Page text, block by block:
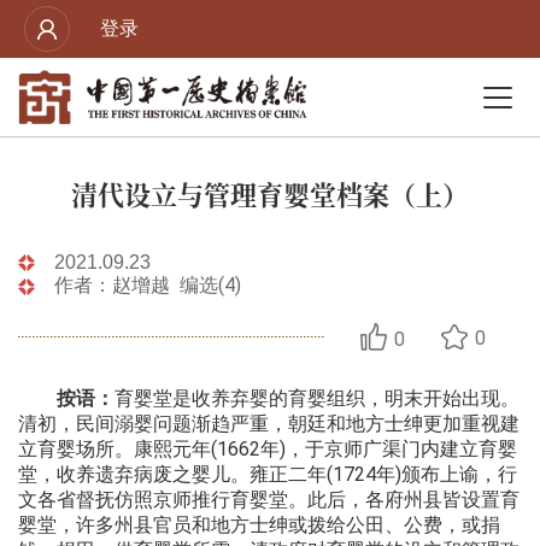
登录
清代设立与管理育婴堂档案（上）
2021.09.23
作者：赵增越 编选(4)
0 0
按语： 育婴堂是收养弃婴的育婴组织，明末开始出现。
清初，民间溺婴问题渐趋严重，朝廷和地方士绅更加重视建
立育婴场所。康熙元年(1662年)，于京师广渠门内建立育婴
堂，收养遗弃病废之婴儿。雍正二年(1724年)颁布上谕，行
文各省督抚仿照京师推行育婴堂。此后，各府州县皆设置育
婴堂，许多州县官员和地方士绅或拨给公田、公费，或捐